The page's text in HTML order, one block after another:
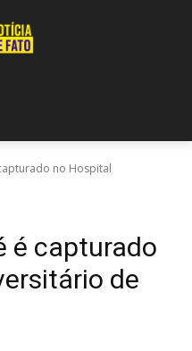
no Hospital
é capturado
de